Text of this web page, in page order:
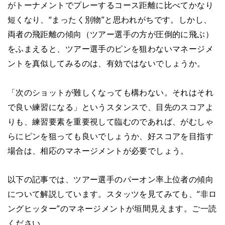
がトーナメントでプレーするコース距離に比べてかなり
短くなり、“まったく別物”と思われがちです。しかし、
両者の飛距離の傾向（ツアー選手の方が圧倒的に飛ぶ）
をふまえると、ツアー選手のピンを狙わないマネージメ
ントを真似してみるのは、有効ではないでしょうか。
「次のショットが難しくなっても構わない。それはそれ
で良い練習になる」というスタンスで、目先のスコアよ
りも、練習要素を重要視して臨むのであれば、がむしゃ
らにピンを狙っても良いでしょうか、好スコアを目指す
場合は、相応のマネージメントが必要でしょう。
以下の記事では、ツアー選手のパーオン率上位者の傾向
について解説しています。スタッツを見てみても、“非ロ
ングヒッター”のマネージメントが垣間見えます。ご一読